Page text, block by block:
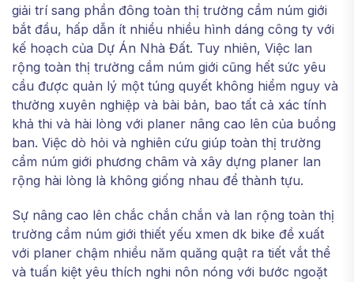
giải trí sang phần đông toàn thị trường cầm núm giới
bắt đầu, hấp dẫn ít nhiều nhiều hình dáng công ty với
kế hoạch của Dự Án Nhà Đất. Tuy nhiên, Việc lan
rộng toàn thị trường cầm núm giới cũng hết sức yêu
cầu được quản lý một túng quyết không hiểm nguy và
thường xuyên nghiệp và bài bản, bao tất cả xác tính
khả thi và hài lòng với planer nâng cao lên của buồng
ban. Việc dò hỏi và nghiên cứu giúp toàn thị trường
cầm núm giới phương châm và xây dựng planer lan
rộng hài lòng là không giống nhau để thành tựu.
Sự nâng cao lên chắc chắn chắn và lan rộng toàn thị
trường cầm núm giới thiết yếu xmen dk bike đề xuất
với planer chậm nhiều năm quăng quật ra tiết vắt thể
và tuấn kiệt yêu thích nghi nôn nóng với bước ngoặt